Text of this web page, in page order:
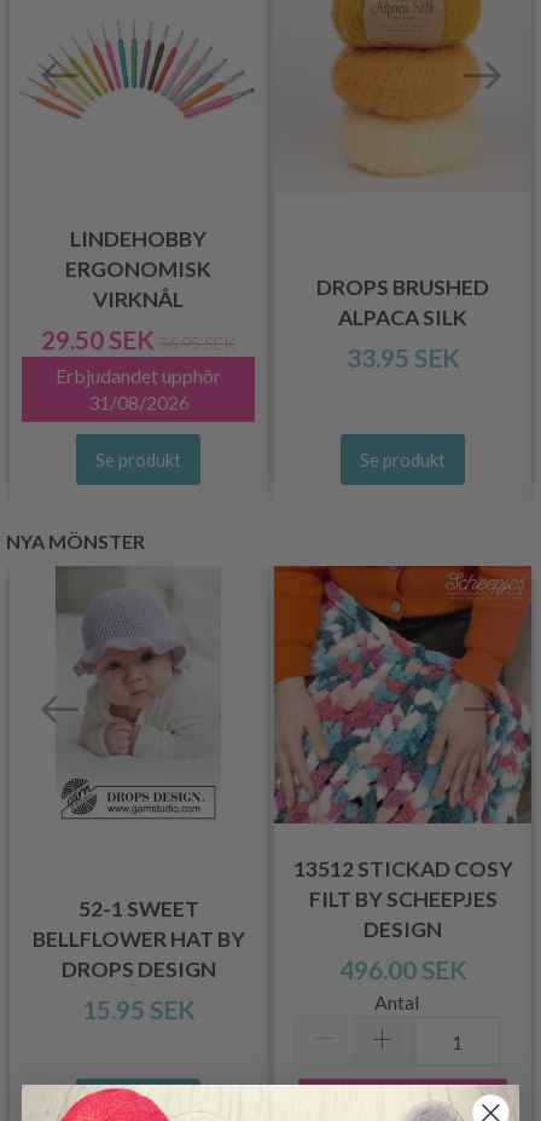
LINDEHOBBY
ERGONOMISK
VIRKNÅL
29.50 SEK 36.95 SEK
Erbjudandet upphör
31/08/2026
Se produkt
DROPS BRUSHED
ALPACA SILK
33.95 SEK
Se produkt
NYA MÖNSTER
52-1 SWEET
BELLFLOWER HAT BY
DROPS DESIGN
15.95 SEK
Se produkt
13512 STICKAD COSY
FILT BY SCHEEPJES
DESIGN
496.00 SEK
Antal
Lägg till varukorgen